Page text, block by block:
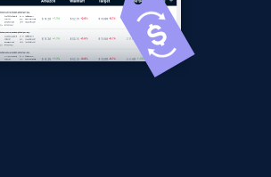
Product name, Manufacturer,
Jetzt anfangen